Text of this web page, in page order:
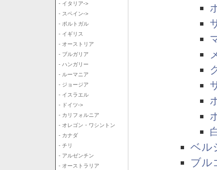
- イタリア->
- スペイン->
- ポルトガル
- イギリス
- オーストリア
- ブルガリア
- ハンガリー
- ルーマニア
- ジョージア
- イスラエル
- ドイツ->
- カリフォルニア
- オレゴン・ワシントン
- カナダ
- チリ
- アルゼンチン
- オーストラリア
ベル
ブル